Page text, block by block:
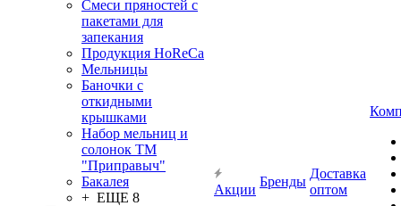
Смеси пряностей с
пакетами для
запекания
Продукция HoReCa
Мельницы
Баночки с
откидными
крышками
Набор мельниц и
солонок ТМ
"Приправыч"
Бакалея
+ ЕЩЕ 8
Акции
Бренды
Доставка
оптом